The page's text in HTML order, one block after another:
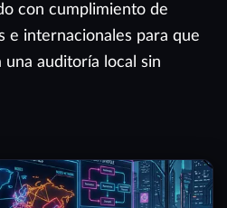
con cumplimiento de
e internacionales para que
auditoría local sin